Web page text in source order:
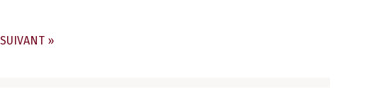
SUIVANT »